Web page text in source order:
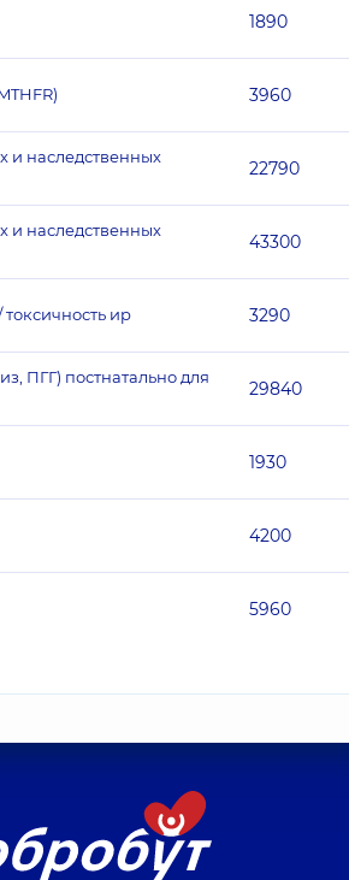
1890
3960
и наследственных
22790
и наследственных
43300
ир 3290
ПГГ) постнатально для
29840
1930
4200
5960